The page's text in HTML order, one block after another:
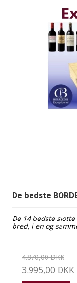
De bedste
De 14 bedste slotte
bred, i en og
4.870,00 DKK
3.995,00 DKK